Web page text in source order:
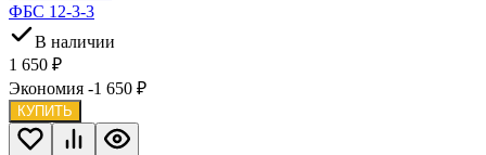
ФБС 12-3-3
В наличии
1 650 ₽
Экономия -1 650 ₽
КУПИТЬ